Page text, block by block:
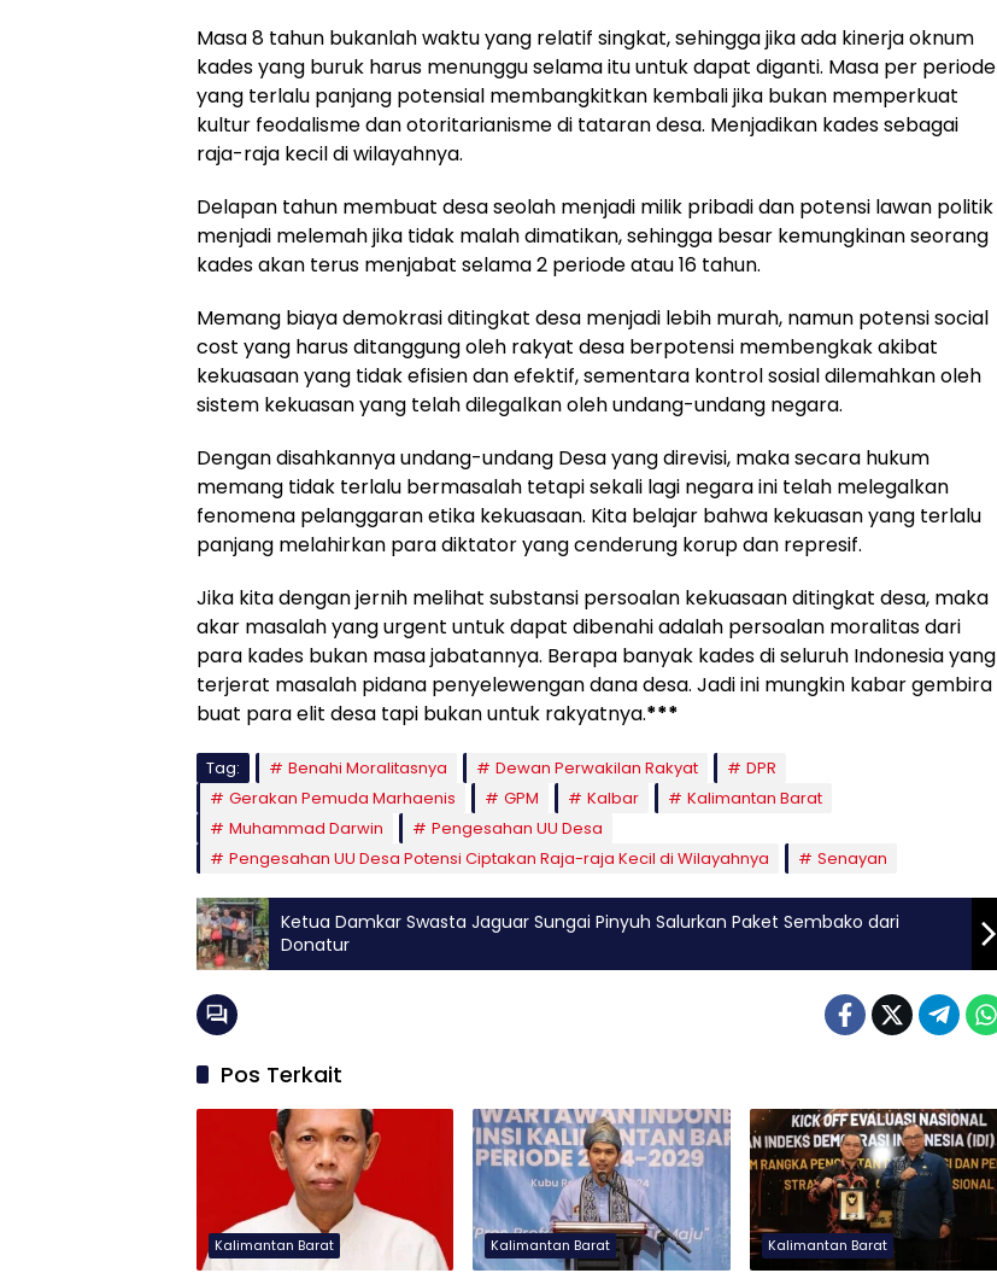
Masa 8 tahun bukanlah waktu yang relatif singkat, sehingga jika ada kinerja oknum
kades yang buruk harus menunggu selama itu untuk dapat diganti. Masa per periode
yang terlalu panjang potensial membangkitkan kembali jika bukan memperkuat
kultur feodalisme dan otoritarianisme di tataran desa. Menjadikan kades sebagai
raja-raja kecil di wilayahnya.
Delapan tahun membuat desa seolah menjadi milik pribadi dan potensi lawan politik
menjadi melemah jika tidak malah dimatikan, sehingga besar kemungkinan seorang
kades akan terus menjabat selama 2 periode atau 16 tahun.
Memang biaya demokrasi ditingkat desa menjadi lebih murah, namun potensi social
cost yang harus ditanggung oleh rakyat desa berpotensi membengkak akibat
kekuasaan yang tidak efisien dan efektif, sementara kontrol sosial dilemahkan oleh
sistem kekuasan yang telah dilegalkan oleh undang-undang negara.
Dengan disahkannya undang-undang Desa yang direvisi, maka secara hukum
memang tidak terlalu bermasalah tetapi sekali lagi negara ini telah melegalkan
fenomena pelanggaran etika kekuasaan. Kita belajar bahwa kekuasan yang terlalu
panjang melahirkan para diktator yang cenderung korup dan represif.
Jika kita dengan jernih melihat substansi persoalan kekuasaan ditingkat desa, maka
akar masalah yang urgent untuk dapat dibenahi adalah persoalan moralitas dari
para kades bukan masa jabatannya. Berapa banyak kades di seluruh Indonesia yang
terjerat masalah pidana penyelewengan dana desa. Jadi ini mungkin kabar gembira
buat para elit desa tapi bukan untuk rakyatnya.***
Tag: Benahi Moralitasnya Dewan Perwakilan Rakyat
DPR
Gerakan Pemuda Marhaenis
GPM Kalbar
Kalimantan Barat
Muhammad Darwin
Pengesahan UU Desa
Pengesahan UU Desa Potensi Ciptakan Raja-raja Kecil di Wilayahnya
Senayan
Ketua Damkar Swasta Jaguar Sungai Pinyuh Salurkan Paket Sembako dari
Donatur
Pos Terkait
Kalimantan Barat Kalimantan Barat Kalimantan Barat